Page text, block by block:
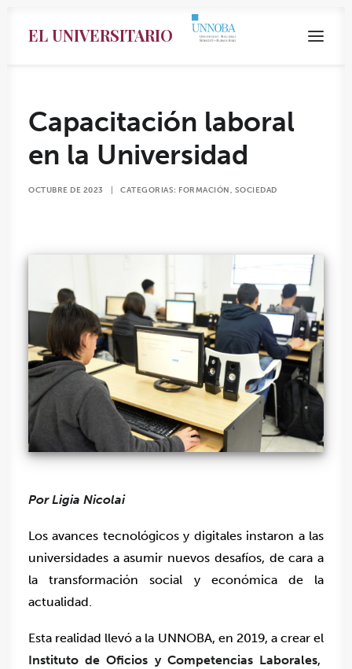
EL UNIVERSITARIO
Search
Capacitación laboral
en la Universidad
OCTUBRE DE 2023 CATEGORIAS: FORMACIÓN, SOCIEDAD
Por Ligia Nicolai
Los avances tecnológicos y digitales instaron a las
universidades a asumir nuevos desafíos, de cara a
la transformación social y económica de la
actualidad.
Esta realidad llevó a la UNNOBA, en 2019, a crear el
Instituto de Oficios y Competencias Laborales,